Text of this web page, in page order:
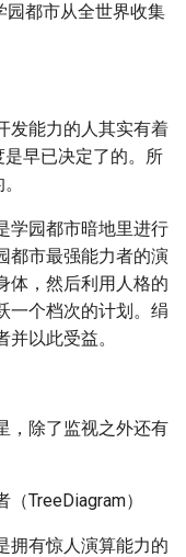
园都市从全世界收集
发能力的人其实有着
是早已决定了的。所
学园都市暗地里进行
都市最强能力者的演
体，然后利用人格的
一个档次的计划。绢
以此受益。
，除了监视之外还有
TreeDiagram）
拥有惊人演算能力的